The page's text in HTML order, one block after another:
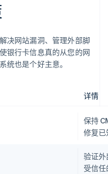
决网站漏洞、管理外部脚
银行卡信息真的从您的网
统也是个好主意。
详情
保持
修复
验证
受信